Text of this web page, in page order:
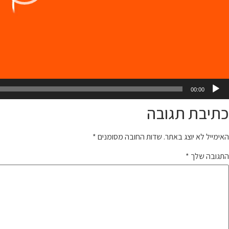
00:00
כתיבת תגובה
האימייל לא יוצג באתר. שדות החובה מסומנים*
התגובה שלך *